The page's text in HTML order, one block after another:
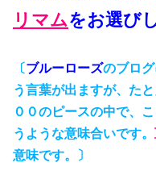
リマムをお選び
〔ブルーローズのブロ
う言葉が出ますが、た
００のピースの中で、
うような意味合いです。
意味です。〕